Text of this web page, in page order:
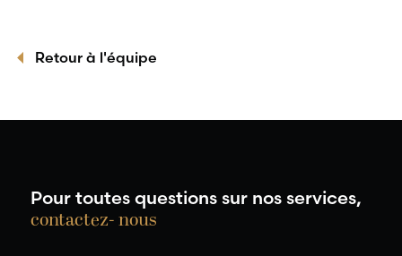
Retour à l'équipe
Pour toutes questions sur nos services,
contactez- nous